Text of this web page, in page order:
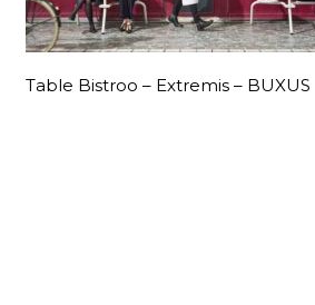
Table Bistroo – Extremis – BUXUS